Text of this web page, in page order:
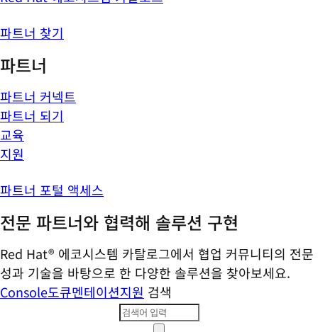
파트너 찾기
파트너
파트너 커넥트
파트너 되기
교육
지원
파트너 포털 액세스
전문 파트너와 협력해 솔루션 구현
Red Hat® 에코시스템 카탈로그에서 협업 커뮤니티의 전문
성과 기술을 바탕으로 한 다양한 솔루션을 찾아보세요.
Console도큐멘테이션지원 검색